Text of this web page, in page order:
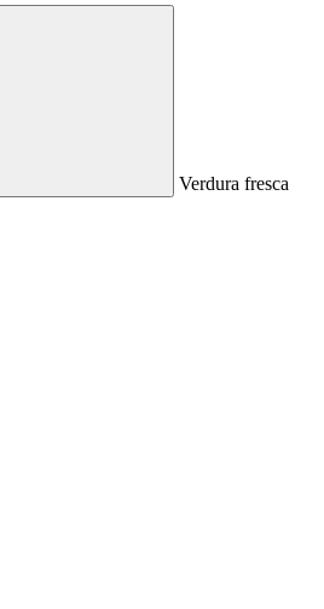
Verdura fresca